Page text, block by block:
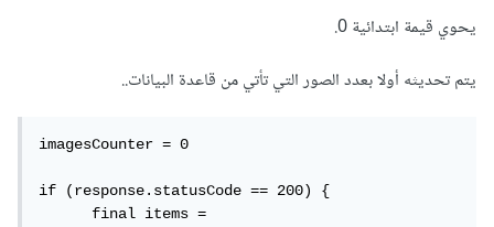
يحوي قيمة ابتدائية 0.
يتم تحديثه أولا بعدد الصور التي تأتي من قاعدة البيانات..
imagesCounter = 0
if (response.statusCode == 200) {
      final items =